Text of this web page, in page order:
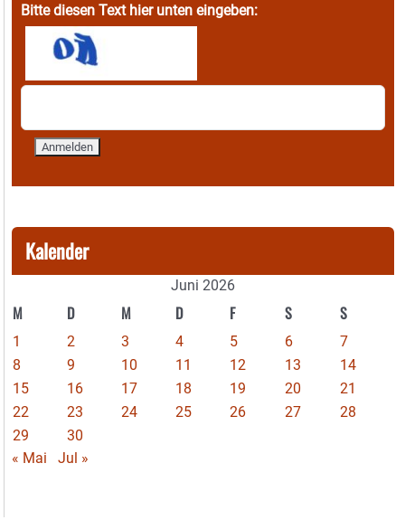
Bitte diesen Text hier unten eingeben:
Kalender
Juni 2026
M D M D F S S
1 2 3 4 5 6
7
8
9 10 11 12 13
14
15
16 17 18 19 20
21
22
23 24 25 26 27
28
29
30
« Mai
Jul »